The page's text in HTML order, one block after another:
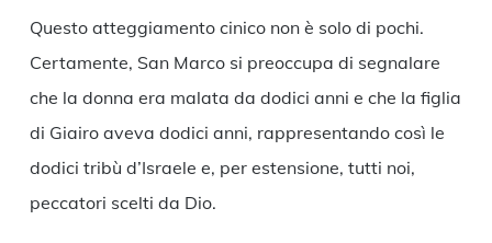
Questo atteggiamento cinico non è solo di pochi.
Certamente, San Marco si preoccupa di segnalare
che la donna era malata da dodici anni e che la figlia
di Giairo aveva dodici anni, rappresentando così le
dodici tribù d’Israele e, per estensione, tutti noi,
peccatori scelti da Dio.